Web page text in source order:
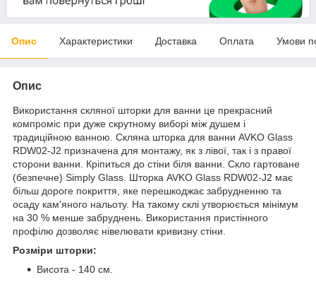
Опис Характеристики Доставка Оплата Умови
Опис
Використання скляної шторки для ванни це прекрасний
компроміс при дуже скрутному виборі між душем і
традиційною ванною. Скляна шторка для ванни AVKO Glass
RDW02-J2 призначена для монтажу, як з лівої, так і з правої
сторони ванни. Кріпиться до стіни біля ванни. Скло гартоване
(безпечне) Simply Glass. Шторка AVKO Glass RDW02-J2 має
більш дороге покриття, яке перешкоджає забрудненню та
осаду кам'яного нальоту. На такому склі утворюється мінімум
на 30 % менше забруднень. Використання пристінного
профілю дозволяє нівелювати кривизну стіни.
Розміри шторки:
Висота - 140 см.